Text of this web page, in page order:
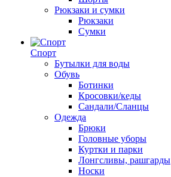
Рюкзаки и сумки
Рюкзаки
Сумки
Спорт
Бутылки для воды
Обувь
Ботинки
Кросовки/кеды
Сандали/Сланцы
Одежда
Брюки
Головные уборы
Куртки и парки
Лонгсливы, рашгарды
Носки